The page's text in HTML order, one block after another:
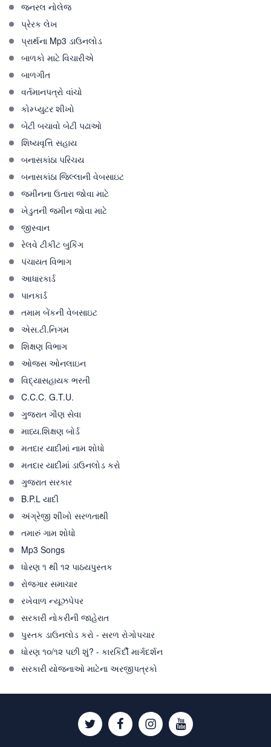
જનરલ નોલેજ
પ્રેરક લેખ
પ્રાર્થના Mp3 ડાઉનલોડ
બાળકો માટે વિચારીએ
બાળગીત
વર્તમાનપત્રો વાંચો
કોમ્પ્યુટર શીખો
બેટી બચાવો બેટી પઢાઓ
શિષ્યવૃત્તિ સહાય
બનાસકાંઠા પરિચય
બનાસકાંઠા જિલ્લાની વેબસાઇટ
જમીનના ઉતારા જોવા માટે
ખેડુતની જમીન જોવા માટે
જીસ્વાન
રેલવે ટીકીટ બુકિંગ
પંચાયત વિભાગ
આધારકાર્ડ
પાનકાર્ડ
તમામ બેંકની વેબસાઇટ
એસ.ટી.નિગમ
શિક્ષણ વિભાગ
ઓજસ ઓનલાઇન
વિદ્યાસહાયક ભરતી
C.C.C. G.T.U.
ગુજરાત ગૌણ સેવા
માધ્ય.શિક્ષણ બોર્ડ
મતદાર યાદીમાં નામ શોધો
મતદાર યાદીમાં ડાઉનલોડ કરો
ગુજરાત સરકાર
B.P.L યાદી
અંગ્રેજી શીખો સરળતાથી
તમારું ગામ શોધો
Mp3 Songs
ધોરણ ૧ થી ૧૨ પાઠયપુસ્તક
રોજગાર સમાચાર
રખેવાળ ન્યૂઝપેપર
સરકારી નોકરીની જાહેરાત
પુસ્તક ડાઉનલોડ કરો - સરળ રોગોપચાર
ધોરણ ૧૦/૧૨ પછી શું? - કારકિર્દી માર્ગદર્શન
સરકારી યોજનાઓ માટેના અરજીપત્રકો
Twitter FacebookInstagramYoutube